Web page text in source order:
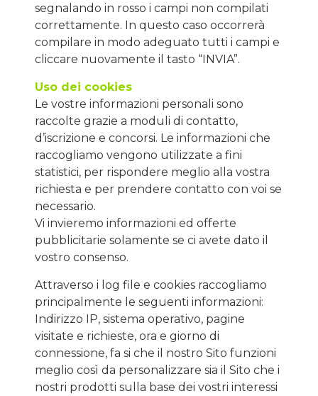
segnalando in rosso i campi non compilati
correttamente. In questo caso occorrerà
compilare in modo adeguato tutti i campi e
cliccare nuovamente il tasto “INVIA”.
Uso dei cookies
Le vostre informazioni personali sono
raccolte grazie a moduli di contatto,
d’iscrizione e concorsi. Le informazioni che
raccogliamo vengono utilizzate a fini
statistici, per rispondere meglio alla vostra
richiesta e per prendere contatto con voi se
necessario.
Vi invieremo informazioni ed offerte
pubblicitarie solamente se ci avete dato il
vostro consenso.
Attraverso i log file e cookies raccogliamo
principalmente le seguenti informazioni:
Indirizzo IP, sistema operativo, pagine
visitate e richieste, ora e giorno di
connessione, fa si che il nostro Sito funzioni
meglio così da personalizzare sia il Sito che i
nostri prodotti sulla base dei vostri interessi